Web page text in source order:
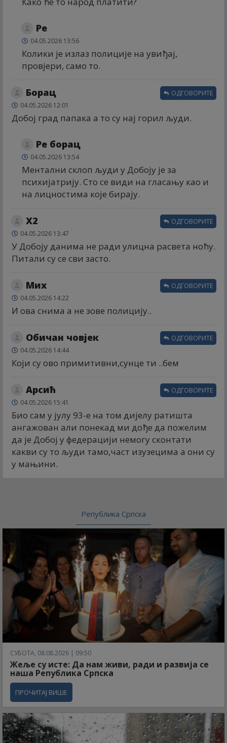
Ре
04.05.2026 13:56
Колики је излаз полиције на увиђај,
провјери, само то.
Борац
04.05.2026 12:01
Добој град папака а то су нај горил људи.
ОДГОВОРИТЕ
Ре борац
04.05.2026 13:54
Ментални склоп људи у Добоју је за
психијатрију. Сто се види на гласању као и
на лицностима које бирају.
X2
04.05.2026 13:47
У Добоју данима не ради улицна расвета ноћу.
Питали су се сви засто.
ОДГОВОРИТЕ
Миx
04.05.2026 14:22
И ова снима а не зове полицију..
ОДГОВОРИТЕ
Обичан човјек
04.05.2026 14:44
Који су ово примитивни,сунце ти ..бем
ОДГОВОРИТЕ
Арсић
04.05.2026 15:41
Био сам у јулу 93-е на том дијелу ратишта
ангажован али понекад ми дође да пожелим
да је Добој у федерацији немогу сконтати
какви су то људи тамо,част изузецима а они су
у мањини.
ОДГОВОРИТЕ
Република Српска
СУБОТА, 08.08.2026 | 09:50
Жеље су исте: Да нам живи, ради и развија се
наша Република Српска
ПРОЧИТАЈ ВИШЕ